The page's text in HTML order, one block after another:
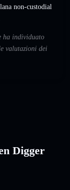
non-custodial
ha individuato
valutazioni dei
Digger